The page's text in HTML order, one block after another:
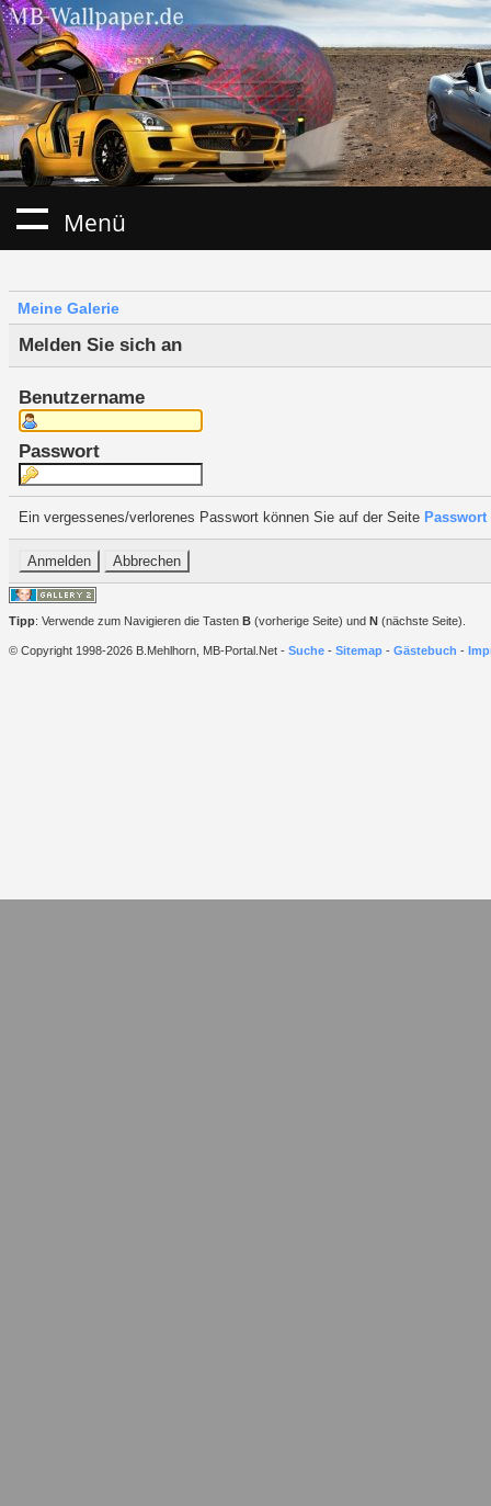
Menü
Meine Galerie
Melden Sie sich an
Benutzername
Passwort
Ein vergessenes/verlorenes Passwort können Sie auf der Seite
Tipp: Verwende zum Navigieren die Tasten B (vorherige Seite) und N (nächste Seite).
© Copyright 1998-2026 B.Mehlhorn, MB-Portal.Net - Suche - Sitemap - Gästebuch -